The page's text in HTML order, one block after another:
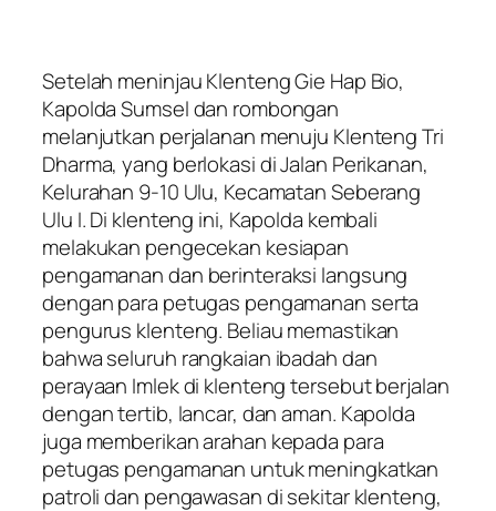
Setelah meninjau Klenteng Gie Hap Bio,
Kapolda Sumsel dan rombongan
melanjutkan perjalanan menuju Klenteng Tri
Dharma, yang berlokasi di Jalan Perikanan,
Kelurahan 9-10 Ulu, Kecamatan Seberang
Ulu I. Di klenteng ini, Kapolda kembali
melakukan pengecekan kesiapan
pengamanan dan berinteraksi langsung
dengan para petugas pengamanan serta
pengurus klenteng. Beliau memastikan
bahwa seluruh rangkaian ibadah dan
perayaan Imlek di klenteng tersebut berjalan
dengan tertib, lancar, dan aman. Kapolda
juga memberikan arahan kepada para
petugas pengamanan untuk meningkatkan
patroli dan pengawasan di sekitar klenteng,